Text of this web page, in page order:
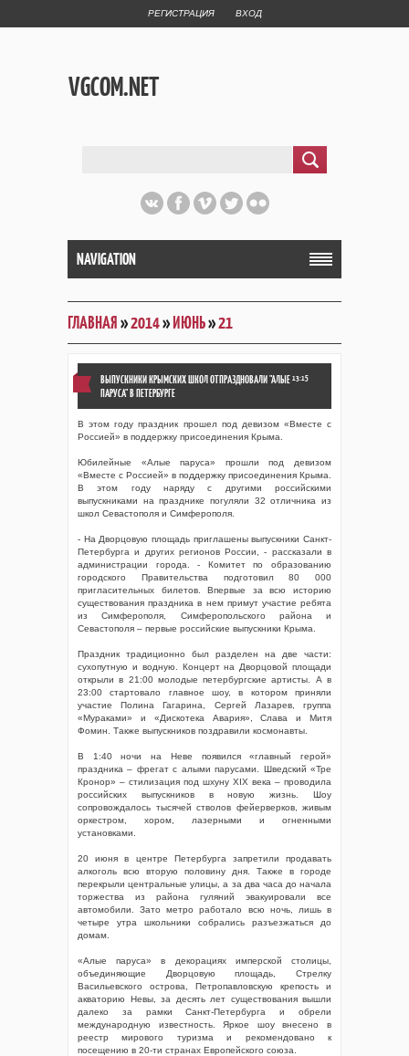
РЕГИСТРАЦИЯ ВХОД
VGCOM.NET
NAVIGATION
ГЛАВНАЯ»2014»ИЮНЬ»21
13:15
ВЫПУСКНИКИ КРЫМСКИХ ШКОЛ ОТПРАЗДНОВАЛИ "АЛЫЕ
ПАРУСА" В ПЕТЕРБУРГЕ
В этом году праздник прошел под девизом «Вместе с
Россией» в поддержку присоединения Крыма.
Юбилейные «Алые паруса» прошли под девизом
«Вместе с Россией» в поддержку присоединения Крыма.
В этом году наряду с другими российскими
выпускниками на празднике погуляли 32 отличника из
школ Севастополя и Симферополя.
- На Дворцовую площадь приглашены выпускники Санкт-
Петербурга и других регионов России, - рассказали в
администрации города. - Комитет по образованию
городского Правительства подготовил 80 000
пригласительных билетов. Впервые за всю историю
существования праздника в нем примут участие ребята
из Симферополя, Симферопольского района и
Севастополя – первые российские выпускники Крыма.
Праздник традиционно был разделен на две части:
сухопутную и водную. Концерт на Дворцовой площади
открыли в 21:00 молодые петербургские артисты. А в
23:00 стартовало главное шоу, в котором приняли
участие Полина Гагарина, Сергей Лазарев, группа
«Мураками» и «Дискотека Авария», Слава и Митя
Фомин. Также выпускников поздравили космонавты.
В 1:40 ночи на Неве появился «главный герой»
праздника – фрегат с алыми парусами. Шведский «Тре
Кронор» – стилизация под шхуну ХIХ века – проводила
российских выпускников в новую жизнь. Шоу
сопровождалось тысячей стволов фейерверков, живым
оркестром, хором, лазерными и огненными
установками.
20 июня в центре Петербурга запретили продавать
алкоголь всю вторую половину дня. Также в городе
перекрыли центральные улицы, а за два часа до начала
торжества из района гуляний эвакуировали все
автомобили. Зато метро работало всю ночь, лишь в
четыре утра школьники собрались разъезжаться до
домам.
«Алые паруса» в декорациях имперской столицы,
объединяющие Дворцовую площадь, Стрелку
Васильевского острова, Петропавловскую крепость и
акваторию Невы, за десять лет существования вышли
далеко за рамки Санкт-Петербурга и обрели
международную известность. Яркое шоу внесено в
реестр мирового туризма и рекомендовано к
посещению в 20-ти странах Европейского союза.